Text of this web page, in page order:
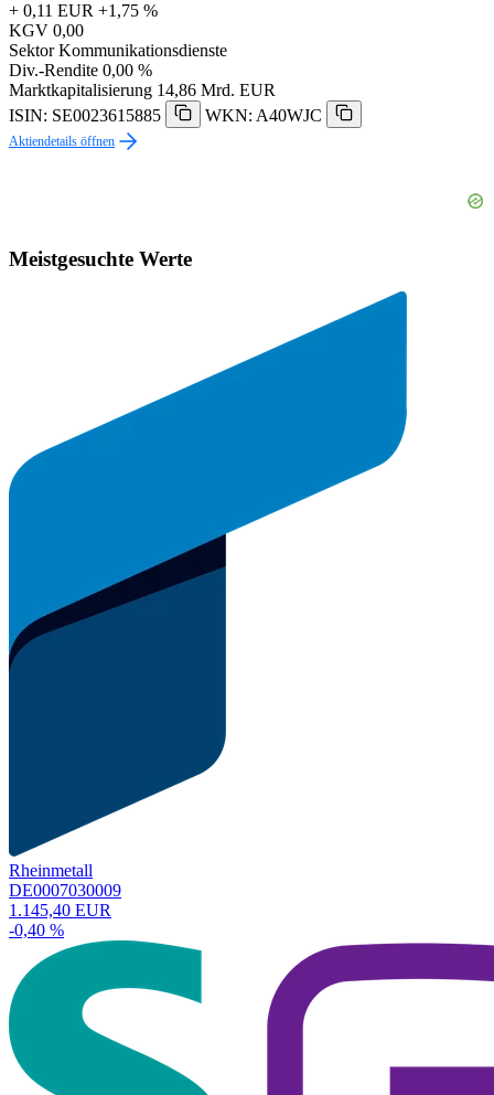
+ 0,11 EUR +1,75 %
KGV 0,00
Sektor Kommunikationsdienste
Div.-Rendite 0,00 %
Marktkapitalisierung 14,86 Mrd. EUR
ISIN: SE0023615885
WKN: A40WJC
Aktiendetails öffnen
Meistgesuchte Werte
Rheinmetall
DE0007030009
1.145,40 EUR
-0,40 %